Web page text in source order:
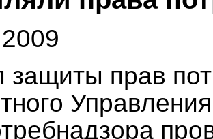
защиты прав
Управления